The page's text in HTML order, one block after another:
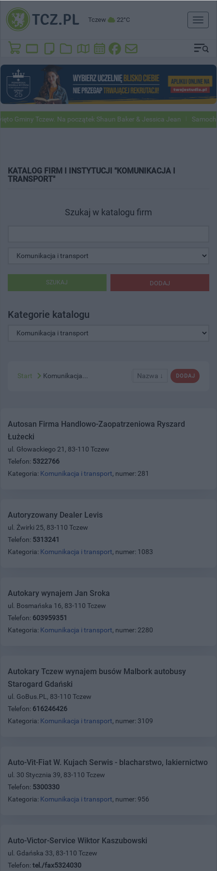
Tczew 22°C
Toggle
Gminy Tczew. Na początek Shaun Baker & Jessica Jean
KATALOG FIRM I INSTYTUCJI "KOMUNIKACJA I
TRANSPORT"
Szukaj w katalogu firm
DODAJ
SZUKAJ
Kategorie katalogu
DODAJ
Nazwa ↓
Start Komunikacja...
Autosan Firma Handlowo-Zaopatrzeniowa Ryszard
Łużecki
ul. Głowackiego 21, 83-110 Tczew
Telefon: 5322766
Kategoria: Komunikacja i transport, numer: 281
Autoryzowany Dealer Levis
ul. Żwirki 25, 83-110 Tczew
Telefon: 5313241
Kategoria: Komunikacja i transport, numer: 1083
Autokary wynajem Jan Sroka
ul. Bosmańska 16, 83-110 Tczew
Telefon: 603959351
Kategoria: Komunikacja i transport, numer: 2280
Autokary Tczew wynajem busów Malbork autobusy
Starogard Gdański
ul. GoBus.PL, 83-110 Tczew
Telefon: 616246426
Kategoria: Komunikacja i transport, numer: 3109
Auto-Vit-Fiat W. Kujach Serwis - blacharstwo, lakiernictwo
ul. 30 Stycznia 39, 83-110 Tczew
Telefon: 5300330
Kategoria: Komunikacja i transport, numer: 956
Auto-Victor-Service Wiktor Kaszubowski
ul. Gdańska 33, 83-110 Tczew
Telefon: tel./fax5324030